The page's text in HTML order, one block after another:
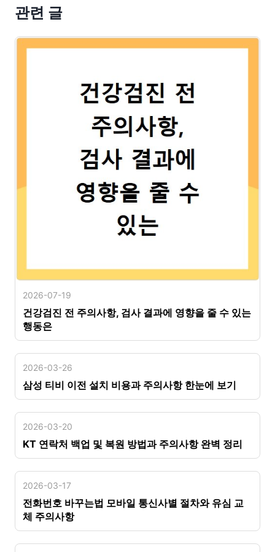
관련 글
2026-07-19
건강검진 전 주의사항, 검사 결과에 영향을 줄 수 있는
행동은
2026-03-26
삼성 티비 이전 설치 비용과 주의사항 한눈에 보기
2026-03-20
KT 연락처 백업 및 복원 방법과 주의사항 완벽 정리
2026-03-17
전화번호 바꾸는법 모바일 통신사별 절차와 유심 교
체 주의사항